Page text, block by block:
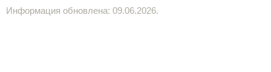
Информация обновлена: 09.06.2026.